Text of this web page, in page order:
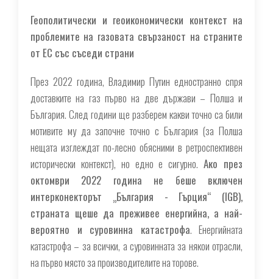
Геополитически и геоикономически контекст на
проблемите на газовата свързаност на страните
от ЕС със съседи страни
През 2022 година, Владимир Путин едностранно спря
доставките на газ първо на две държави – Полша и
България. След години ще разберем какви точно са били
мотивите му да започне точно с България (за Полша
нещата изглеждат по-лесно обясними в ретроспективен
исторически контекст), но едно е сигурно.Ако през
октомври 2022 година не беше включен
интерконекторът „България - Гърция“ (IGB),
страната щеше да преживее енергийна, а най-
вероятно и суровинна катастрофа. Енергийната
катастрофа – за всички, а суровинната за някои отрасли,
на първо място за производителите на торове.